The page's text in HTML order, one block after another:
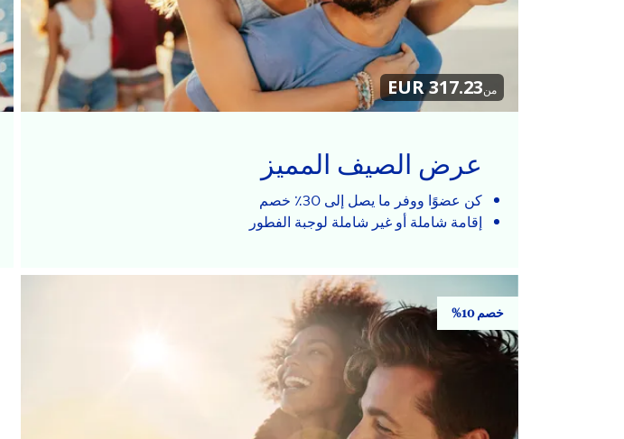
من317.23 EUR
عرض الصيف المميز
كن عضوًا ووفر ما يصل إلى 30٪ خصم
إقامة شاملة أو غير شاملة لوجبة الفطور
خصم 10%